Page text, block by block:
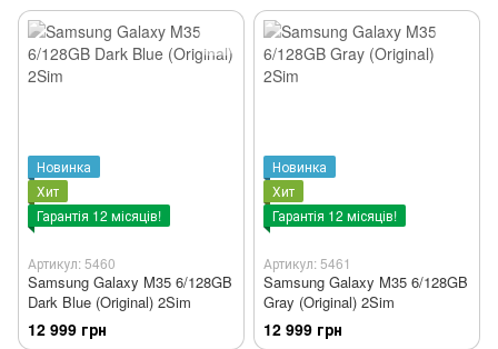
Новинка
Хит
Гарантія 12 місяців!
Артикул: 5460
Samsung Galaxy M35 6/128GB
Dark Blue (Original) 2Sim
12 999 грн
Новинка
Хит
Гарантія 12 місяців!
Артикул: 5461
Samsung Galaxy M35 6/128GB
Gray (Original) 2Sim
12 999 грн